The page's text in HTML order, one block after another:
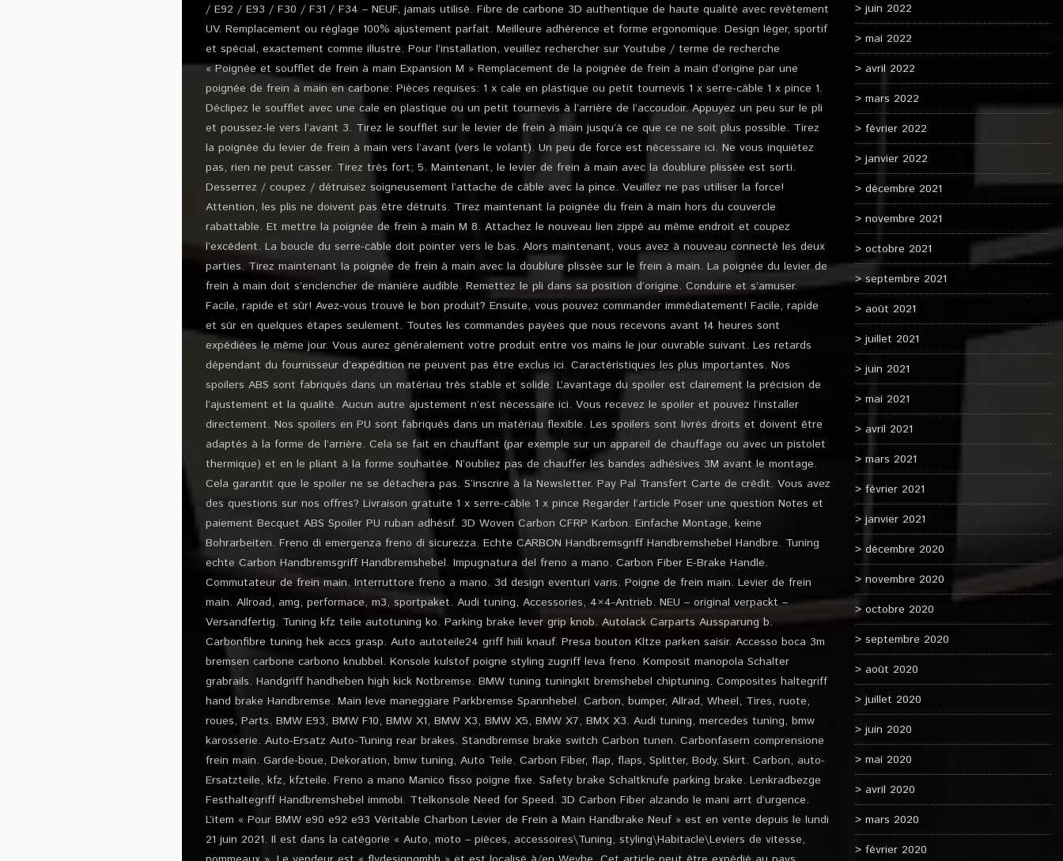
/ E92 / E93 / F30 / F31 / F34 – NEUF, jamais utilisé. Fibre de carbone 3D authentique de haute qualité avec revêtement
UV. Remplacement ou réglage 100% ajustement parfait. Meilleure adhérence et forme ergonomique. Design léger, sportif
et spécial, exactement comme illustré. Pour l’installation, veuillez rechercher sur Youtube / terme de recherche
« Poignée et soufflet de frein à main Expansion M » Remplacement de la poignée de frein à main d’origine par une
poignée de frein à main en carbone: Pièces requises: 1 x cale en plastique ou petit tournevis 1 x serre-câble 1 x pince 1.
Déclipez le soufflet avec une cale en plastique ou un petit tournevis à l’arrière de l’accoudoir. Appuyez un peu sur le pli
et poussez-le vers l’avant 3. Tirez le soufflet sur le levier de frein à main jusqu’à ce que ce ne soit plus possible. Tirez
la poignée du levier de frein à main vers l’avant (vers le volant). Un peu de force est nécessaire ici. Ne vous inquiétez
pas, rien ne peut casser. Tirez très fort; 5. Maintenant, le levier de frein à main avec la doublure plissée est sorti.
Desserrez / coupez / détruisez soigneusement l’attache de câble avec la pince. Veuillez ne pas utiliser la force!
Attention, les plis ne doivent pas être détruits. Tirez maintenant la poignée du frein à main hors du couvercle
rabattable. Et mettre la poignée de frein à main M 8. Attachez le nouveau lien zippé au même endroit et coupez
l’excédent. La boucle du serre-câble doit pointer vers le bas. Alors maintenant, vous avez à nouveau connecté les deux
parties. Tirez maintenant la poignée de frein à main avec la doublure plissée sur le frein à main. La poignée du levier de
frein à main doit s’enclencher de manière audible. Remettez le pli dans sa position d’origine. Conduire et s’amuser.
Facile, rapide et sûr! Avez-vous trouvé le bon produit? Ensuite, vous pouvez commander immédiatement! Facile, rapide
et sûr en quelques étapes seulement. Toutes les commandes payées que nous recevons avant 14 heures sont
expédiées le même jour. Vous aurez généralement votre produit entre vos mains le jour ouvrable suivant. Les retards
dépendant du fournisseur d’expédition ne peuvent pas être exclus ici. Caractéristiques les plus importantes. Nos
spoilers ABS sont fabriqués dans un matériau très stable et solide. L’avantage du spoiler est clairement la précision de
l’ajustement et la qualité. Aucun autre ajustement n’est nécessaire ici. Vous recevez le spoiler et pouvez l’installer
directement. Nos spoilers en PU sont fabriqués dans un matériau flexible. Les spoilers sont livrés droits et doivent être
adaptés à la forme de l’arrière. Cela se fait en chauffant (par exemple sur un appareil de chauffage ou avec un pistolet
thermique) et en le pliant à la forme souhaitée. N’oubliez pas de chauffer les bandes adhésives 3M avant le montage.
Cela garantit que le spoiler ne se détachera pas. S’inscrire à la Newsletter. Pay Pal Transfert Carte de crédit. Vous avez
des questions sur nos offres? Livraison gratuite 1 x serre-câble 1 x pince Regarder l’article Poser une question Notes et
paiement Becquet ABS Spoiler PU ruban adhésif. 3D Woven Carbon CFRP Karbon. Einfache Montage, keine
Bohrarbeiten. Freno di emergenza freno di sicurezza. Echte CARBON Handbremsgriff Handbremshebel Handbre. Tuning
echte Carbon Handbremsgriff Handbremshebel. Impugnatura del freno a mano. Carbon Fiber E-Brake Handle.
Commutateur de frein main. Interruttore freno a mano. 3d design eventuri varis. Poigne de frein main. Levier de frein
main. Allroad, amg, performace, m3, sportpaket. Audi tuning, Accessories, 4×4-Antrieb. NEU – original verpackt –
Versandfertig. Tuning kfz teile autotuning ko. Parking brake lever grip knob. Autolack Carparts Aussparung b.
Carbonfibre tuning hek accs grasp. Auto autoteile24 griff hiili knauf. Presa bouton Kltze parken saisir. Accesso boca 3m
bremsen carbone carbono knubbel. Konsole kulstof poigne styling zugriff leva freno. Komposit manopola Schalter
grabrails. Handgriff handheben high kick Notbremse. BMW tuning tuningkit bremshebel chiptuning. Composites haltegriff
hand brake Handbremse. Main leve maneggiare Parkbremse Spannhebel. Carbon, bumper, Allrad, Wheel, Tires, ruote,
roues, Parts. BMW E93, BMW F10, BMW X1, BMW X3, BMW X5, BMW X7, BMX X3. Audi tuning, mercedes tuning, bmw
karosserie. Auto-Ersatz Auto-Tuning rear brakes. Standbremse brake switch Carbon tunen. Carbonfasern comprensione
frein main. Garde-boue, Dekoration, bmw tuning, Auto Teile. Carbon Fiber, flap, flaps, Splitter, Body, Skirt. Carbon, auto-
Ersatzteile, kfz, kfzteile. Freno a mano Manico fisso poigne fixe. Safety brake Schaltknufe parking brake. Lenkradbezge
Festhaltegriff Handbremshebel immobi. Ttelkonsole Need for Speed. 3D Carbon Fiber alzando le mani arrt d’urgence.
L’item « Pour BMW e90 e92 e93 Véritable Charbon Levier de Frein à Main Handbrake Neuf » est en vente depuis le lundi
21 juin 2021. Il est dans la catégorie « Auto, moto – pièces, accessoires\Tuning, styling\Habitacle\Leviers de vitesse,
juin 2022
mai 2022
avril 2022
mars 2022
février 2022
janvier 2022
décembre 2021
novembre 2021
octobre 2021
septembre 2021
août 2021
juillet 2021
juin 2021
mai 2021
avril 2021
mars 2021
février 2021
janvier 2021
décembre 2020
novembre 2020
octobre 2020
septembre 2020
août 2020
juillet 2020
juin 2020
mai 2020
avril 2020
mars 2020
février 2020